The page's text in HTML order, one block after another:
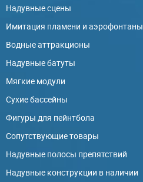
Надувные сцены
Имитация пламени и аэрофонтаны
Водные аттракционы
Надувные батуты
Мягкие модули
Сухие бассейны
Фигуры для пейнтбола
Сопутствующие товары
Надувные полосы препятствий
Надувные конструкции в наличии